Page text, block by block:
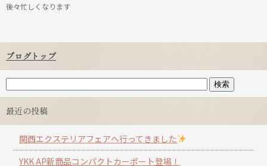
後々忙しくなります
ブログトップ
最近の投稿
関西エクステリアフェアへ行ってきました
YKK AP新商品コンパクトカーポート登場！